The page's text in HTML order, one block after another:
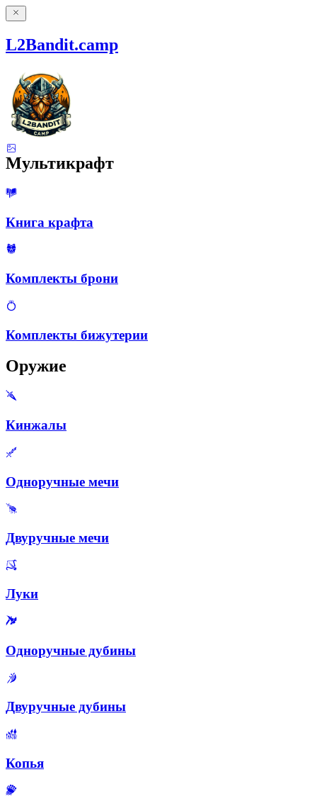
L2Bandit.camp
Мультикрафт
Книга крафта
Комплекты брони
Комплекты бижутерии
Оружие
Кинжалы
Одноручные мечи
Двуручные мечи
Луки
Одноручные дубины
Двуручные дубины
Копья